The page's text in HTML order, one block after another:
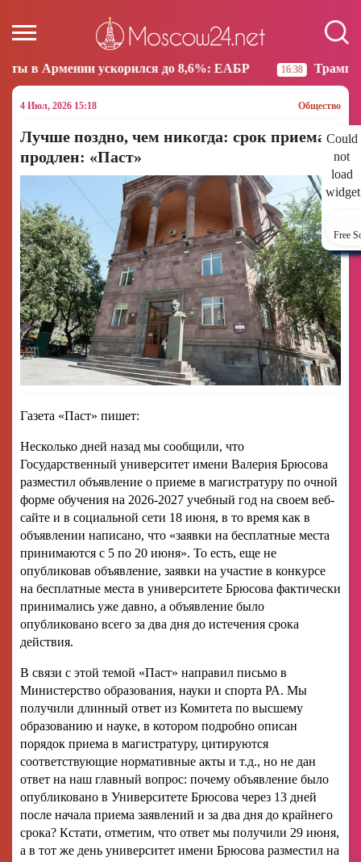
ускорился до 8,6%: ЕАБР 16:38 Трамп: США больше не
4 Июл, 2026 15:18 Общество
Could
not
load
Free
Лучше поздно, чем никогда: срок приема
продлен: «Паст»
Газета «Паст» пишет:
Несколько дней назад мы сообщили, что
Государственный университет имени Валерия Брюсова
разместил объявление о приеме в магистратуру по очной
форме обучения на 2026-2027 учебный год на своем веб-
сайте и в социальной сети 18 июня, в то время как в
объявлении написано, что «заявки на бесплатные места
принимаются с 5 по 20 июня». То есть, еще не
опубликовав объявление, заявки на участие в конкурсе
на бесплатные места в университете Брюсова фактически
принимались уже давно, а объявление было
опубликовано всего за два дня до истечения срока
действия.
В связи с этой темой «Паст» направил письмо в
Министерство образования, науки и спорта РА. Мы
получили длинный ответ из Комитета по высшему
образованию и науке, в котором подробно описан
порядок приема в магистратуру, цитируются
соответствующие нормативные акты и т.д., но не дан
ответ на наш главный вопрос: почему объявление было
опубликовано в Университете Брюсова через 13 дней
после начала приема заявлений и за два дня до крайнего
срока? Кстати, отметим, что ответ мы получили 29 июня,
а в тот же день университет имени Брюсова разместил на